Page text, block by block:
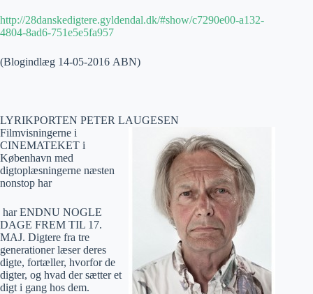
http://28danskedigtere.gyldendal.dk/#show/c7290e00-a132-
4804-8ad6-751e5e5fa957
(Blogindlæg 14-05-2016 ABN)
LYRIKPORTEN PETER LAUGESEN
Filmvisningerne i
CINEMATEKET i
København med
digtoplæsningerne næsten
nonstop har
har ENDNU NOGLE
DAGE FREM TIL 17.
MAJ. Digtere fra tre
generationer læser deres
digte, fortæller, hvorfor de
digter, og hvad der sætter et
digt i gang hos dem.